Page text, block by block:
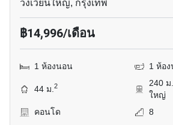
วงเวียนใหญ่, กรุงเทพ
฿14,996/เดือน
1 ห้องนอน 1 ห้อง
44 ม.2
240 ม
ใหญ่
คอนโด
8